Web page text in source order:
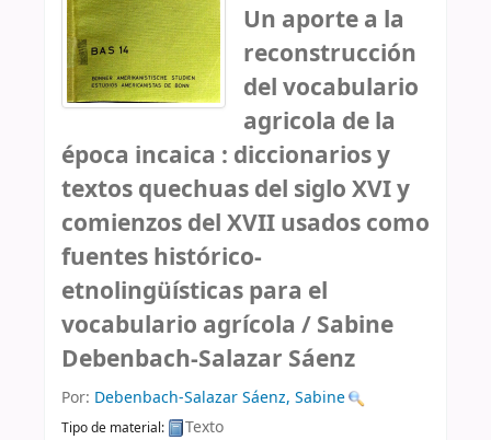
Un aporte a la
reconstrucción
del vocabulario
agricola de la
época incaica : diccionarios y
textos quechuas del siglo XVI y
comienzos del XVII usados como
fuentes histórico-
etnolingüísticas para el
vocabulario agrícola /Sabine
Debenbach-Salazar Sáenz
Por: Debenbach-Salazar Sáenz, Sabine
Tipo de material: Texto